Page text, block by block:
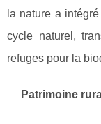
la nature a
cycle naturel,
refuges pour la
Patrimoine